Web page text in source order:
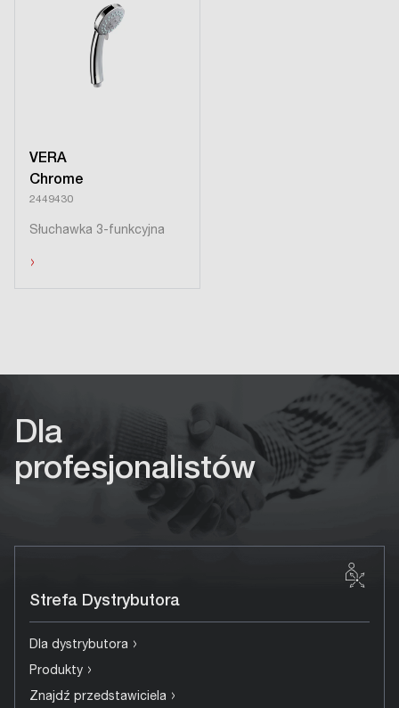
VERA
Chrome
2449430
Słuchawka 3-funkcyjna
›
Dla
profesjonalistów
Strefa Dystrybutora
Dla dystrybutora ›
Produkty ›
Znajdź przedstawiciela ›